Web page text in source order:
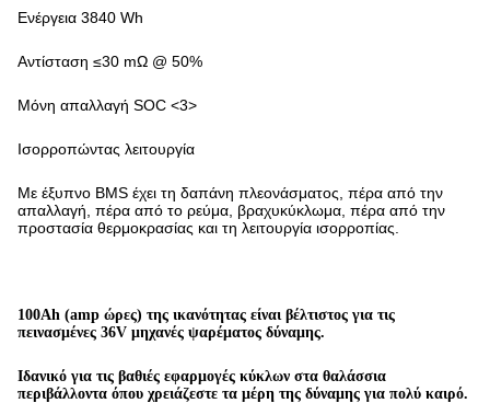
Ενέργεια 3840 Wh
Αντίσταση ≤30 mΩ @ 50%
Μόνη απαλλαγή SOC <3>
Ισορροπώντας λειτουργία
Με έξυπνο BMS έχει τη δαπάνη πλεονάσματος, πέρα από την
απαλλαγή, πέρα από το ρεύμα, βραχυκύκλωμα, πέρα από την
προστασία θερμοκρασίας και τη λειτουργία ισορροπίας.
100Ah (amp ώρες) της ικανότητας είναι βέλτιστος για τις
πεινασμένες 36V μηχανές ψαρέματος δύναμης.
Ιδανικό για τις βαθιές εφαρμογές κύκλων στα θαλάσσια
περιβάλλοντα όπου χρειάζεστε τα μέρη της δύναμης για πολύ καιρό.